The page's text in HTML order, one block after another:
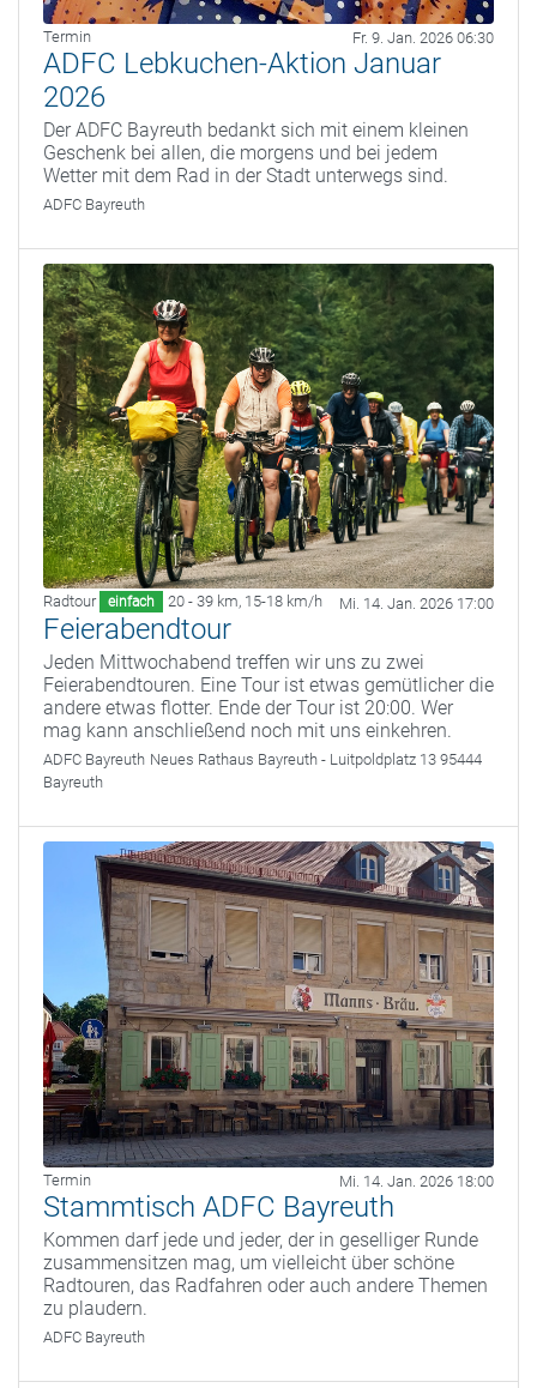
Termin Fr. 9. Jan. 2026 06:30
ADFC Lebkuchen-Aktion Januar
2026
Der ADFC Bayreuth bedankt sich mit einem kleinen
Geschenk bei allen, die morgens und bei jedem
Wetter mit dem Rad in der Stadt unterwegs sind.
ADFC Bayreuth
Radtour einfach 20 - 39 km, 15-18 km/h Mi. 14. Jan. 2026 17:00
Feierabendtour
Jeden Mittwochabend treffen wir uns zu zwei
Feierabendtouren. Eine Tour ist etwas gemütlicher die
andere etwas flotter. Ende der Tour ist 20:00. Wer
mag kann anschließend noch mit uns einkehren.
ADFC Bayreuth Neues Rathaus Bayreuth - Luitpoldplatz 13 95444
Bayreuth
Termin Mi. 14. Jan. 2026 18:00
Stammtisch ADFC Bayreuth
Kommen darf jede und jeder, der in geselliger Runde
zusammensitzen mag, um vielleicht über schöne
Radtouren, das Radfahren oder auch andere Themen
zu plaudern.
ADFC Bayreuth